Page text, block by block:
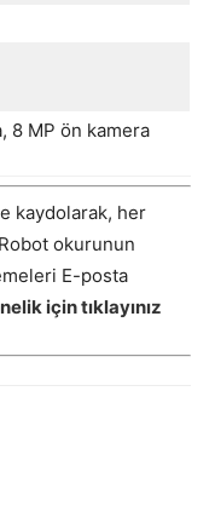
8 MP ön kamera
kaydolarak, her
okurunun
E-posta
için tıklayınız